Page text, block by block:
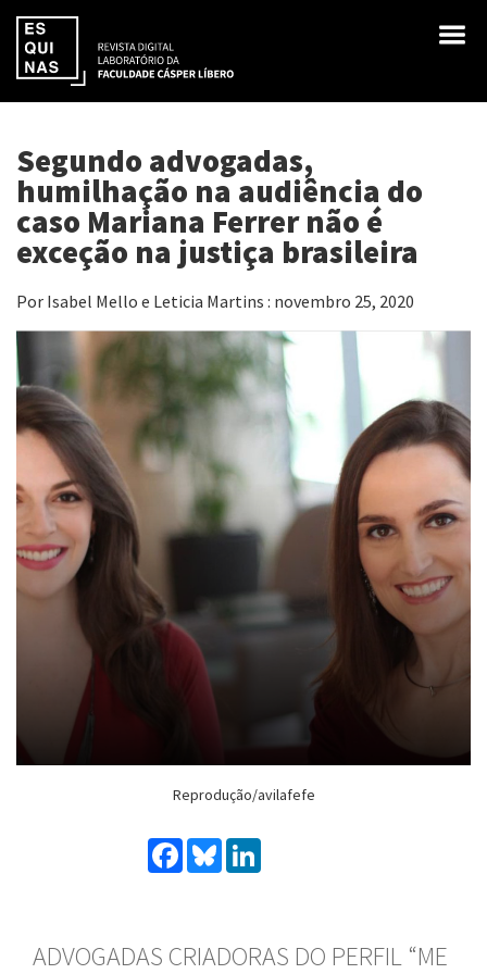
Segundo advogadas,
humilhação na audiência do
caso Mariana Ferrer não é
exceção na justiça brasileira
Por Isabel Mello e Leticia Martins : novembro 25, 2020
Reprodução/avilafefe
Facebook
Bluesky
ADVOGADAS CRIADORAS DO PERFIL “ME